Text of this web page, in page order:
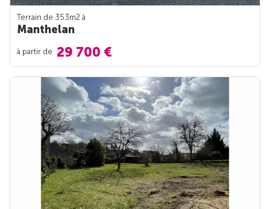
Terrain de 353m2 à
Manthelan
à partir de 29 700 €